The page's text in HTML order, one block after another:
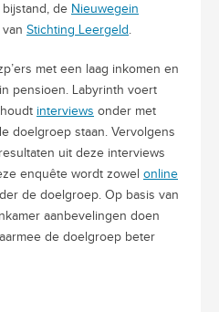
de Nieuwegein
Stichting Leergeld
met een laag inkomen en
pensioen. Labyrinth voert
interviews onder met
doelgroep staan. Vervolgens
uit deze interviews
enquête wordt zowel online
de doelgroep. Op basis van
aanbevelingen doen
de doelgroep beter